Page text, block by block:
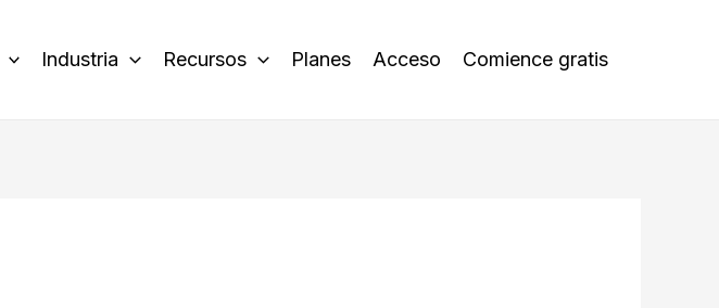
Industria Recursos Planes Acceso Comience gratis